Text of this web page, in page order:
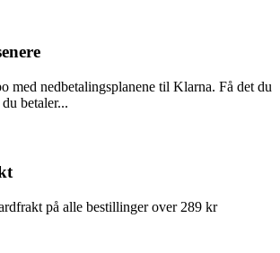
med nedbetalingsplanene til Klarna. Få det du
betaler...
på alle bestillinger over 289 kr